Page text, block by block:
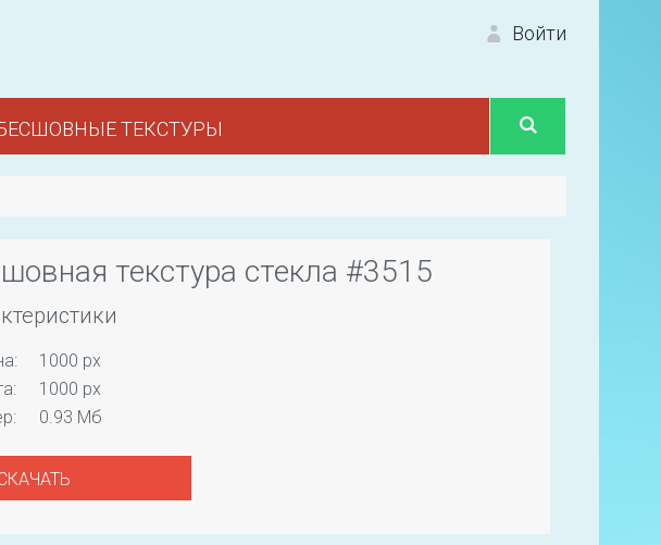
Войти
ТЕКСТУРЫ
текстура стекла #3515
1000 px
1000 px
0.93 Мб